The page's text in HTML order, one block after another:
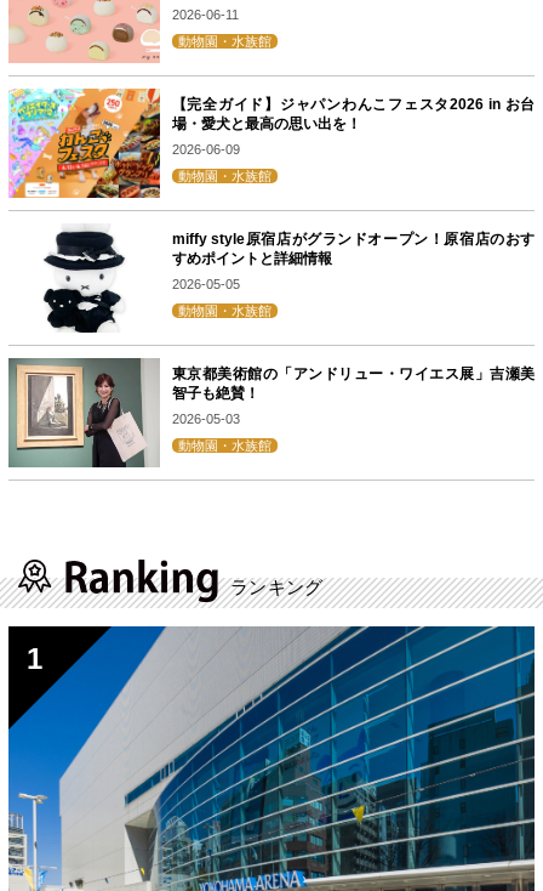
2026-06-11
動物園・水族館
【完全ガイド】ジャパンわんこフェスタ2026 in お台
場・愛犬と最高の思い出を！
2026-06-09
動物園・水族館
miffy style原宿店がグランドオープン！原宿店のおす
すめポイントと詳細情報
2026-05-05
動物園・水族館
東京都美術館の「アンドリュー・ワイエス展」吉瀬美
智子も絶賛！
2026-05-03
動物園・水族館
ランキング